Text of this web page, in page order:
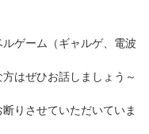
ゲーム（ギャルゲ、電波
はぜひお話しましょう～
りさせていただいていま